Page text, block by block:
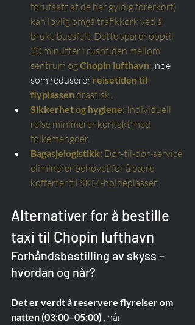
forutsatt at de har gyldig førerkort)
kan lovlig omgå trafikkork ved å
bruke bussfelt. Dette sparer opptil
20 minutter i rushtiden mellom
sentrum ogChopin lufthavn , noe
som reduserer reisetiden til
flyplassen drastisk .
Sikkerhet og hygiene: Individuell
reise minimerer kontakt med
folkemengder.
Bagasjelogistikk: Dør-til-dør-service
eliminerer behovet for å bære
kofferter til SKM-holdeplasser.
Alternativer for å bestille
taxi til Chopin lufthavn
Forhåndsbestilling av skyss –
hvordan og når?
Det er verdt å reservere flyreiser om
natten (03:00–05:00) , når